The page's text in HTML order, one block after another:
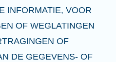
INFORMATIE, VOOR
OF WEGLATINGEN
OF
DE GEGEVENS- OF